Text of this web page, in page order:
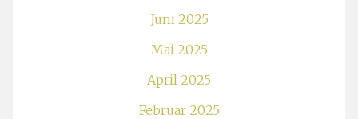
Juni 2025
Mai 2025
April 2025
Februar 2025